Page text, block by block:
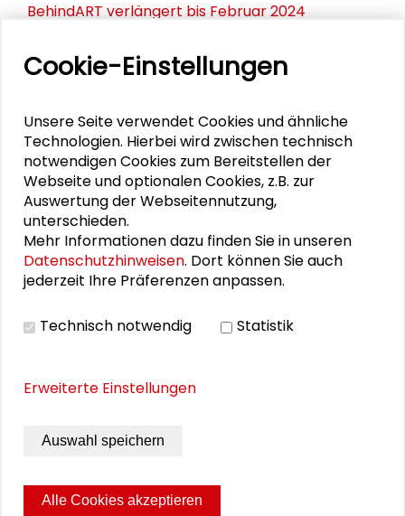
BehindART verlängert bis Februar 2024
Polizeialltag und Antisemitismus
PERSONEN IM KONTEXT
Ursula Stein
Vielfalt und Integration
Demographie und Strukturwandel
schaderblog
Sozialer Wandel
Cookie-Einstellungen
Unsere Seite verwendet Cookies und ähnliche
Technologien. Hierbei wird zwischen technisch
notwendigen Cookies zum Bereitstellen der
Webseite und optionalen Cookies, z.B. zur
Auswertung der Webseitennutzung,
unterschieden.
Mehr Informationen dazu finden Sie in unseren
Datenschutzhinweisen. Dort können Sie auch
jederzeit Ihre Präferenzen anpassen.
Technisch notwendig Statistik
Erweiterte Einstellungen
Auswahl speichern
Alle Cookies akzeptieren